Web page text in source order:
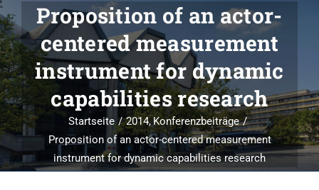
Proposition of an actor-
centered measurement
instrument for dynamic
capabilities research
Startseite 2014 Konferenzbeiträge
Proposition of an actor-centered measurement
instrument for dynamic capabilities research